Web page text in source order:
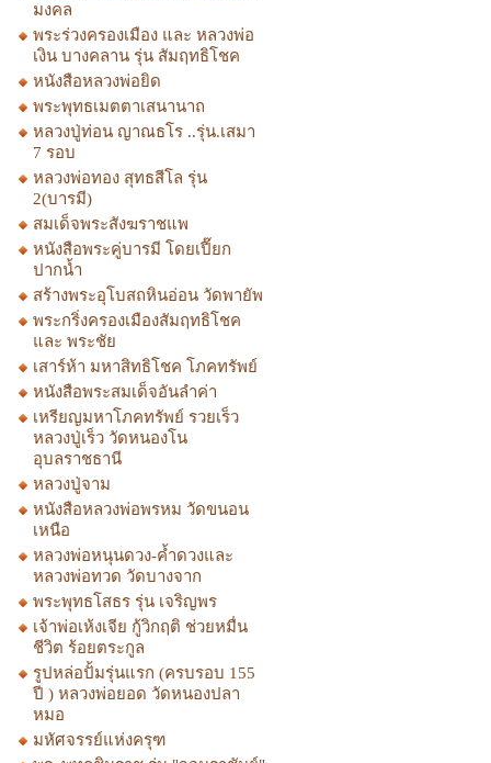
มงคล
พระร่วงครองเมือง และ หลวงพ่อ
เงิน บางคลาน รุ่น สัมฤทธิโชค
หนังสือหลวงพ่อยิด
พระพุทธเมตตาเสนานาถ
หลวงปู่ท่อน ญาณธโร ..รุ่น.เสมา
7 รอบ
หลวงพ่อทอง สุทธสีโล รุ่น
2(บารมี)
สมเด็จพระสังฆราชแพ
หนังสือพระคู่บารมี โดยเปี๊ยก
ปากน้ำ
สร้างพระอุโบสถหินอ่อน วัดพายัพ
พระกริ่งครองเมืองสัมฤทธิโชค
และ พระชัย
เสาร์ห้า มหาสิทธิโชค โภคทรัพย์
หนังสือพระสมเด็จอันลำค่า
เหรียญมหาโภคทรัพย์ รวยเร็ว
หลวงปู่เร็ว วัดหนองโน
อุบลราชธานี
หลวงปู่จาม
หนังสือหลวงพ่อพรหม วัดขนอน
เหนือ
หลวงพ่อหนุนดวง-ค้ำดวงและ
หลวงพ่อทวด วัดบางจาก
พระพุทธโสธร รุ่น เจริญพร
เจ้าพ่อเห้งเจีย กู้วิกฤติ ช่วยหมื่น
ชีวิต ร้อยตระกูล
รูปหล่อปั้มรุ่นแรก (ครบรอบ 155
ปี ) หลวงพ่อยอด วัดหนองปลา
หมอ
มหัศจรรย์แห่งครุฑ